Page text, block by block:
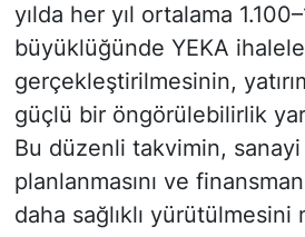
yılda her yıl ortalama
büyüklüğünde YEKA
gerçekleştirilmesinin,
güçlü bir öngörülebilirlik
Bu düzenli takvimin, sanayi
planlanmasını ve
daha sağlıklı yürütülmesini